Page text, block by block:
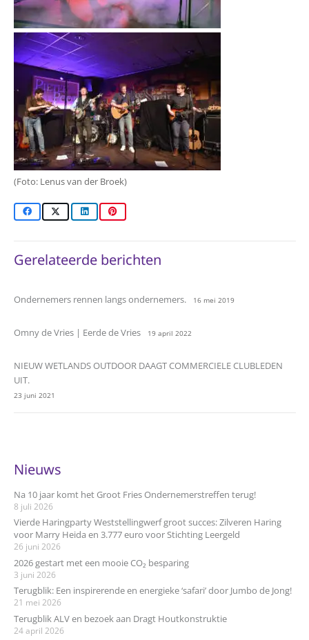
(Foto: Lenus van der Broek)
Gerelateerde berichten
Ondernemers rennen langs ondernemers. 16 mei 2019
Omny de Vries | Eerde de Vries 19 april 2022
NIEUW WETLANDS OUTDOOR DAAGT COMMERCIELE CLUBLEDEN
UIT.
23 juni 2021
Nieuws
Na 10 jaar komt het Groot Fries Ondernemerstreffen terug!
8 juli 2026
Vierde Haringparty Weststellingwerf groot succes: Zilveren Haring
voor Marry Heida en 3.777 euro voor Stichting Leergeld
26 juni 2026
2026 gestart met een mooie CO₂ besparing
3 juni 2026
Terugblik: Een inspirerende en energieke ‘safari’ door Jumbo de Jong!
21 mei 2026
Terugblik ALV en bezoek aan Dragt Houtkonstruktie
24 april 2026